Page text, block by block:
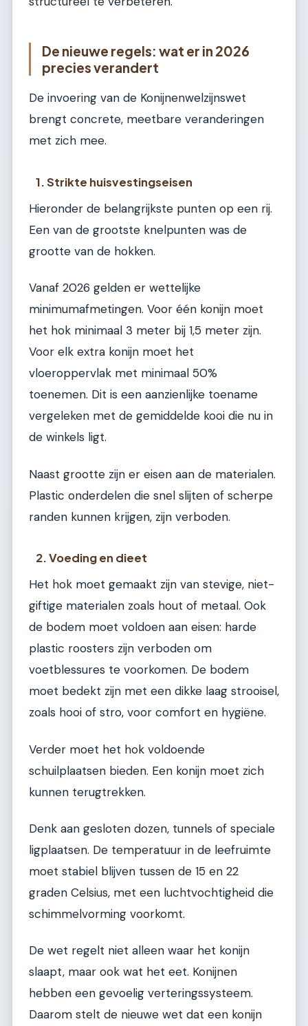
De nieuwe regels: wat er in 2026
precies verandert
De invoering van de Konijnenwelzijnswet
brengt concrete, meetbare veranderingen
met zich mee.
1. Strikte huisvestingseisen
Hieronder de belangrijkste punten op een rij.
Een van de grootste knelpunten was de
grootte van de hokken.
Vanaf 2026 gelden er wettelijke
minimumafmetingen. Voor één konijn moet
het hok minimaal 3 meter bij 1,5 meter zijn.
Voor elk extra konijn moet het
vloeroppervlak met minimaal 50%
toenemen. Dit is een aanzienlijke toename
vergeleken met de gemiddelde kooi die nu in
de winkels ligt.
Naast grootte zijn er eisen aan de materialen.
Plastic onderdelen die snel slijten of scherpe
randen kunnen krijgen, zijn verboden.
2. Voeding en dieet
Het hok moet gemaakt zijn van stevige, niet-
giftige materialen zoals hout of metaal. Ook
de bodem moet voldoen aan eisen: harde
plastic roosters zijn verboden om
voetblessures te voorkomen. De bodem
moet bedekt zijn met een dikke laag strooisel,
zoals hooi of stro, voor comfort en hygiëne.
Verder moet het hok voldoende
schuilplaatsen bieden. Een konijn moet zich
kunnen terugtrekken.
Denk aan gesloten dozen, tunnels of speciale
ligplaatsen. De temperatuur in de leefruimte
moet stabiel blijven tussen de 15 en 22
graden Celsius, met een luchtvochtigheid die
schimmelvorming voorkomt.
De wet regelt niet alleen waar het konijn
slaapt, maar ook wat het eet. Konijnen
hebben een gevoelig verteringssysteem.
Daarom stelt de nieuwe wet dat een konijn